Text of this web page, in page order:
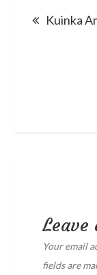
Kuinka
Leave
Your email
fields are